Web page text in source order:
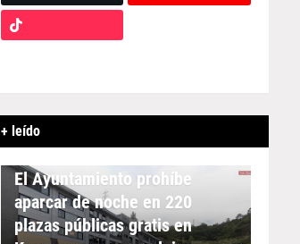
+ leído
APARCAMIENTO
El Ayuntamiento prohíbe
aparcar de noche en 220
plazas públicas gratis en